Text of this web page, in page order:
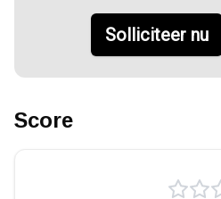
Solliciteer nu
Score